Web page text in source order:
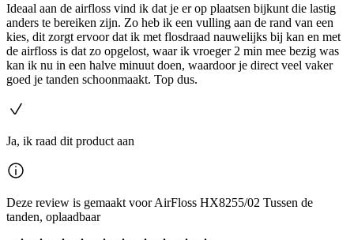
Ideaal aan de airfloss vind ik dat je er op plaatsen bijkunt die lastig
anders te bereiken zijn. Zo heb ik een vulling aan de rand van een
kies, dit zorgt ervoor dat ik met flosdraad nauwelijks bij kan en met
de airfloss is dat zo opgelost, waar ik vroeger 2 min mee bezig was
kan ik nu in een halve minuut doen, waardoor je direct veel vaker
goed je tanden schoonmaakt. Top dus.
Ja, ik raad dit product aan
Deze review is gemaakt voor AirFloss HX8255/02 Tussen de
tanden, oplaadbaar